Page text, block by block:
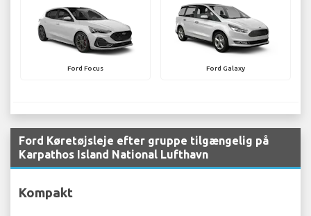
Ford Focus Ford Galaxy
Ford Køretøjsleje efter gruppe tilgængelig på
Karpathos Island National Lufthavn
Kompakt